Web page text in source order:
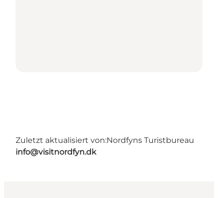
Zuletzt aktualisiert von:Nordfyns Turistbureau
info@visitnordfyn.dk